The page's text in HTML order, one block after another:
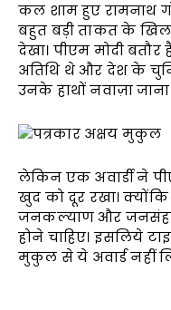
कल शाम हुए रामनाथ
बहुत बड़ी ताकत के
देखा। पीएम मोदी
अतिथि थे और देश के
उनके हाथों नवाज़ा जाना
लेकिन एक अवार्डी ने
खुद को दूर रखा।
जनकल्याण और
होने चाहिए। इसलिये
मुकुल से ये अवार्ड नहीं